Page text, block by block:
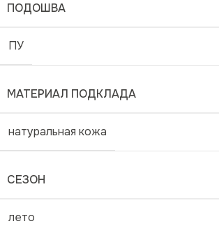
ПОДОШВА
ПУ
МАТЕРИАЛ ПОДКЛАДА
натуральная кожа
СЕЗОН
лето